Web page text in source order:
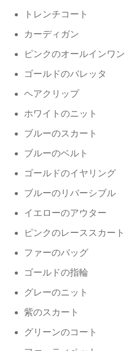
トレンチコート
カーディガン
ピンクのオールインワン
ゴールドのバレッタ
ヘアクリップ
ホワイトのニット
ブルーのスカート
ブルーのベルト
ゴールドのイヤリング
ブルーのリバーシブル
イエローのアウター
ピンクのレーススカート
ファーのバッグ
ゴールドの指輪
グレーのニット
紫のスカート
グリーンのコート